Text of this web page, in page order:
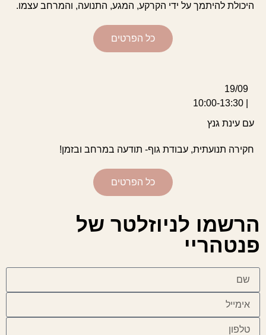
היכולת להיתמך על ידי הקרקע, המגע, התנועה, והמרחב עצמו.
כל הפרטים
19/09
עם עינת גנץ
חקירה תנועתית, עבודת גוף- תודעה במרחב ובזמן!
כל הפרטים
הרשמו לניוזלטר של
פנטהריי